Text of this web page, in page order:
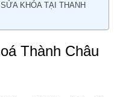
KHÓA TẠI THANH
Thành Châu